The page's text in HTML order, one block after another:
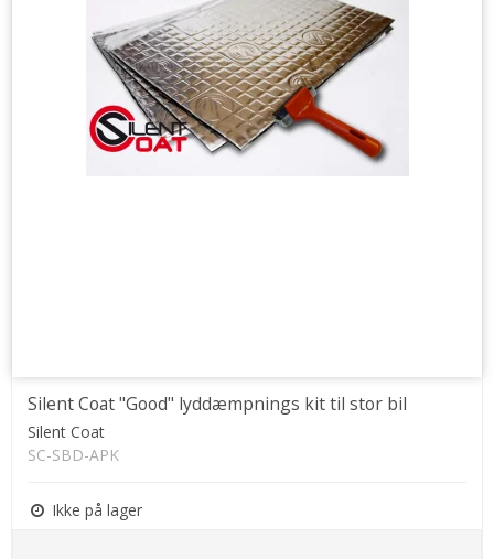
Silent Coat "Good" lyddæmpnings kit til stor bil
Silent Coat
SC-SBD-APK
Ikke på lager